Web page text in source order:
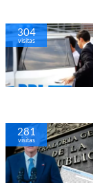
304
visitas
281
visitas